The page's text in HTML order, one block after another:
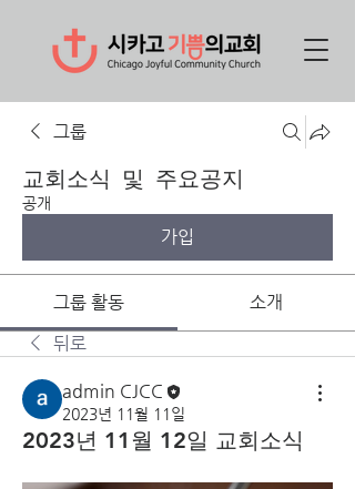
그룹
교회소식 및 주요공지
공개
가입
그룹 활동
소개
뒤로
admin CJCC
2023년 11월 11일
2023년 11월 12일 교회소식